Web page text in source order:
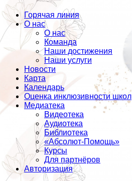
Горячая линия
О нас
О нас
Команда
Наши достижения
Наши услуги
Новости
Карта
Календарь
Оценка инклюзивности школ
Медиатека
Видеотека
Аудиотека
Библиотека
«Абсолют-Помощь»
Курсы
Для партнёров
Авторизация